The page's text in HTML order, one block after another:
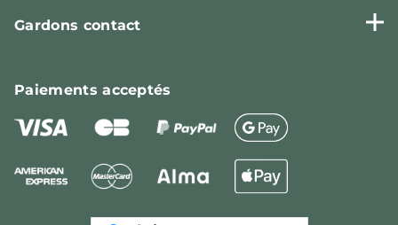
Gardons contact
Paiementsacceptés